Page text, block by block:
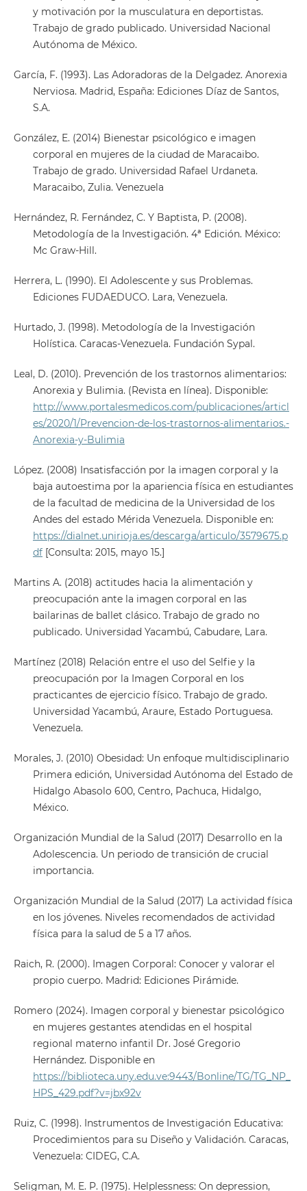
y motivación por la musculatura en deportistas.
Trabajo de grado publicado. Universidad Nacional
Autónoma de México.
García, F. (1993). Las Adoradoras de la Delgadez. Anorexia
Nerviosa. Madrid, España: Ediciones Díaz de Santos,
S.A.
González, E. (2014) Bienestar psicológico e imagen
corporal en mujeres de la ciudad de Maracaibo.
Trabajo de grado. Universidad Rafael Urdaneta.
Maracaibo, Zulia. Venezuela
Hernández, R. Fernández, C. Y Baptista, P. (2008).
Metodología de la Investigación. 4ª Edición. México:
Mc Graw-Hill.
Herrera, L. (1990). El Adolescente y sus Problemas.
Ediciones FUDAEDUCO. Lara, Venezuela.
Hurtado, J. (1998). Metodología de la Investigación
Holística. Caracas-Venezuela. Fundación Sypal.
Leal, D. (2010). Prevención de los trastornos alimentarios:
Anorexia y Bulimia. (Revista en línea). Disponible:
http://www.portalesmedicos.com/publicaciones/articl
es/2020/1/Prevencion-de-los-trastornos-alimentarios.-
Anorexia-y-Bulimia
López. (2008) Insatisfacción por la imagen corporal y la
baja autoestima por la apariencia física en estudiantes
de la facultad de medicina de la Universidad de los
Andes del estado Mérida Venezuela. Disponible en:
https://dialnet.unirioja.es/descarga/articulo/3579675.p
df[Consulta: 2015, mayo 15.]
Martins A. (2018) actitudes hacia la alimentación y
preocupación ante la imagen corporal en las
bailarinas de ballet clásico. Trabajo de grado no
publicado. Universidad Yacambú, Cabudare, Lara.
Martínez (2018) Relación entre el uso del Selfie y la
preocupación por la Imagen Corporal en los
practicantes de ejercicio físico. Trabajo de grado.
Universidad Yacambú, Araure, Estado Portuguesa.
Venezuela.
Morales, J. (2010) Obesidad: Un enfoque multidisciplinario
Primera edición, Universidad Autónoma del Estado de
Hidalgo Abasolo 600, Centro, Pachuca, Hidalgo,
México.
Organización Mundial de la Salud (2017) Desarrollo en la
Adolescencia. Un periodo de transición de crucial
importancia.
Organización Mundial de la Salud (2017) La actividad física
en los jóvenes. Niveles recomendados de actividad
física para la salud de 5 a 17 años.
Raich, R. (2000). Imagen Corporal: Conocer y valorar el
propio cuerpo. Madrid: Ediciones Pirámide.
Romero (2024). Imagen corporal y bienestar psicológico
en mujeres gestantes atendidas en el hospital
regional materno infantil Dr. José Gregorio
Hernández. Disponible en
https://biblioteca.uny.edu.ve:9443/Bonline/TG/TG_NP_
HPS_429.pdf?v=jbx92v
Ruiz, C. (1998). Instrumentos de Investigación Educativa:
Procedimientos para su Diseño y Validación. Caracas,
Venezuela: CIDEG, C.A.
Seligman, M. E. P. (1975). Helplessness: On depression,